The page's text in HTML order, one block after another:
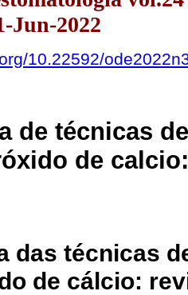
Jun-2022
10.22592/
de técnicas
de
das técnicas
de cálcio: